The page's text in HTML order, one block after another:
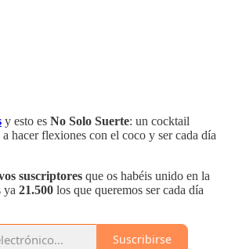
y esto es No Solo Suerte: un cocktail
hacer flexiones con el coco y ser cada día
suscriptores que os habéis unido en la
ya 21.500 los que queremos ser cada día
Suscribirse